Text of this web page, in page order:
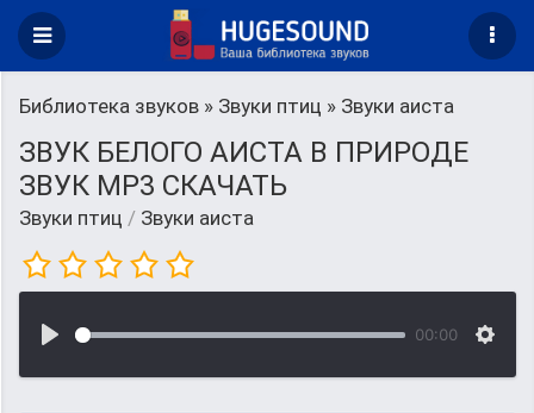
Библиотека звуков » Звуки птиц » Звуки аиста
ЗВУК БЕЛОГО АИСТА В ПРИРОДЕ
ЗВУК MP3 СКАЧАТЬ
Звуки птиц / Звуки аиста
00:00